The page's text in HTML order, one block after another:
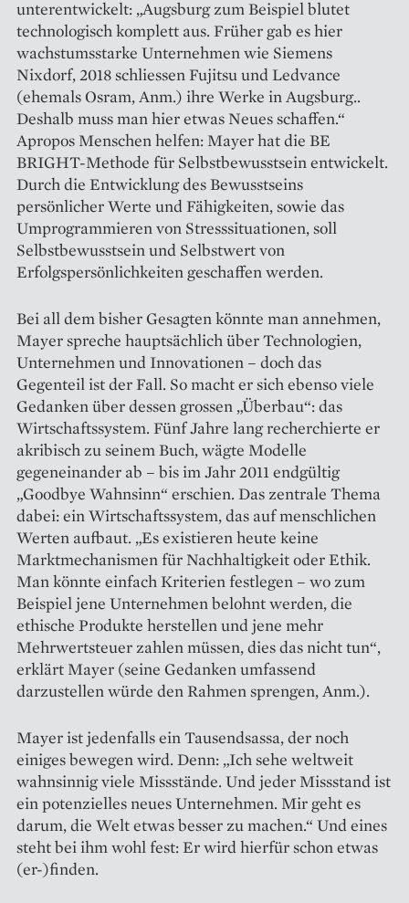
unterentwickelt: „Augsburg zum Beispiel blutet
technologisch komplett aus. Früher gab es hier
wachstumsstarke Unternehmen wie Siemens
Nixdorf, 2018 schliessen Fujitsu und Ledvance
(ehemals Osram, Anm.) ihre Werke in Augsburg..
Deshalb muss man hier etwas Neues schaffen.“
Apropos Menschen helfen: Mayer hat die BE
BRIGHT-Methode für Selbstbewusstsein entwickelt.
Durch die Entwicklung des Bewusstseins
persönlicher Werte und Fähigkeiten, sowie das
Umprogrammieren von Stresssituationen, soll
Selbstbewusstsein und Selbstwert von
Erfolgspersönlichkeiten geschaffen werden.
Bei all dem bisher Gesagten könnte man annehmen,
Mayer spreche hauptsächlich über Technologien,
Unternehmen und Innovationen – doch das
Gegenteil ist der Fall. So macht er sich ebenso viele
Gedanken über dessen grossen „Überbau“: das
Wirtschaftssystem. Fünf Jahre lang recherchierte er
akribisch zu seinem Buch, wägte Modelle
gegeneinander ab – bis im Jahr 2011 endgültig
„Goodbye Wahnsinn“ erschien. Das zen­trale Thema
dabei: ein Wirtschafts­system, das auf menschlichen
Werten aufbaut. „Es existieren heute keine
Marktmechanismen für Nachhaltigkeit oder Ethik.
Man könnte einfach Kriterien festlegen – wo zum
Beispiel jene Unternehmen belohnt werden, die
ethische Produkte herstellen und jene mehr
Mehrwert­steuer zahlen müssen, dies das nicht tun“,
erklärt Mayer (seine Gedanken umfassend
darzustellen würde den Rahmen sprengen, Anm.).
Mayer ist jedenfalls ein Tausendsassa, der noch
einiges bewegen wird. Denn: „Ich sehe weltweit
wahnsinnig viele Missstände. Und jeder Missstand ist
ein potenzielles neues Unternehmen. Mir geht es
darum, die Welt etwas besser zu machen.“ Und eines
steht bei ihm wohl fest: Er wird hierfür schon etwas
(er-)finden.